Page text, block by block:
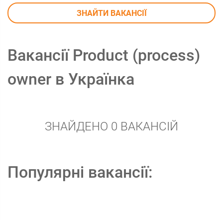
ЗНАЙТИ ВАКАНСІЇ
Вакансії Рroduct (process)
owner в Українка
ЗНАЙДЕНО 0 ВАКАНСІЙ
Популярні вакансії: